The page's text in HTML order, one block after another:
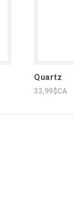
Quartz
33,99$CA